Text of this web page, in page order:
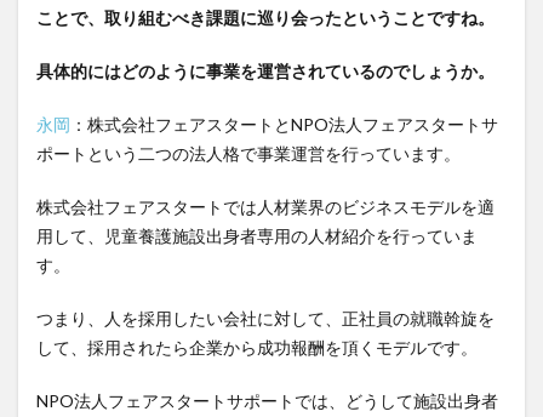
ことで、取り組むべき課題に巡り会ったということですね。
具体的にはどのように事業を運営されているのでしょうか。
永岡 ：株式会社フェアスタートとNPO法人フェアスタートサ
ポートという二つの法人格で事業運営を行っています。
株式会社フェアスタートでは人材業界のビジネスモデルを適
用して、児童養護施設出身者専用の人材紹介を行っていま
す。
つまり、人を採用したい会社に対して、正社員の就職斡旋を
して、採用されたら企業から成功報酬を頂くモデルです。
NPO法人フェアスタートサポートでは、どうして施設出身者